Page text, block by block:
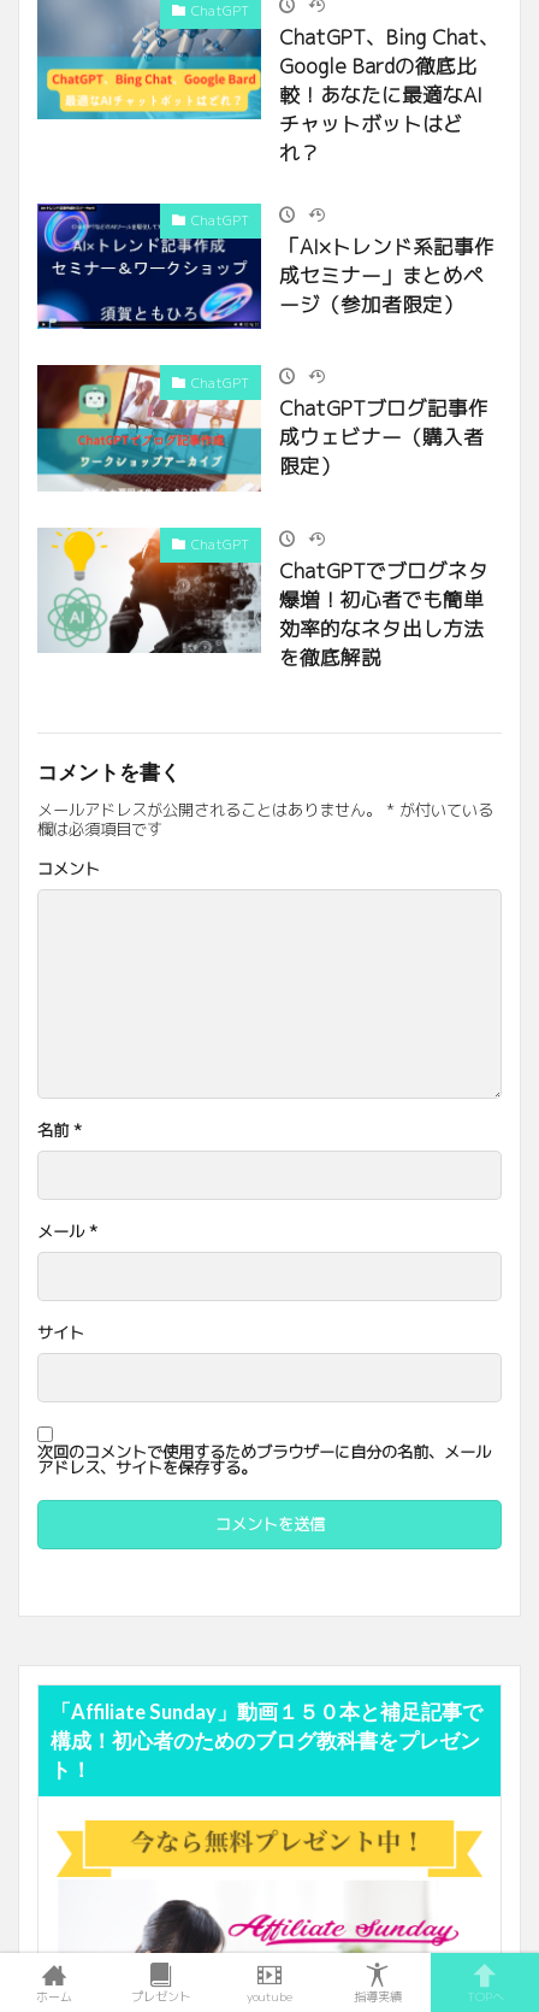
ChatGPT
ChatGPT、Bing Chat、
Google Bardの徹底比
較！あなたに最適なAI
チャットボットはど
れ？
ChatGPT
「AI×トレンド系記事作
成セミナー」まとめペ
ージ（参加者限定）
ChatGPT
ChatGPTブログ記事作
成ウェビナー（購入者
限定）
ChatGPT
ChatGPTでブログネタ
爆増！初心者でも簡単
効率的なネタ出し方法
を徹底解説
コメントを書く
メールアドレスが公開されることはありません。 * が付いている
欄は必須項目です
コメント
名前*
メール*
サイト
次回のコメントで使用するためブラウザーに自分の名前、メール
アドレス、サイトを保存する。
「Affiliate Sunday」動画１５０本と補足記事で
構成！初心者のためのブログ教科書をプレゼン
ト！
ホーム プレゼント youtube 指導実績 TOPへ